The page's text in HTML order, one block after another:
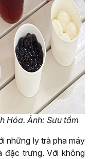
Hóa. Ảnh: Sưu tầm
những ly trà pha máy
đặc trưng. Với không